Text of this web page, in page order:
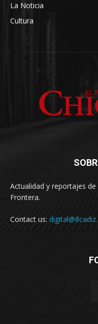
La Noticia
Cultura
Actualidad y reportajes
Frontera.
Contact us: